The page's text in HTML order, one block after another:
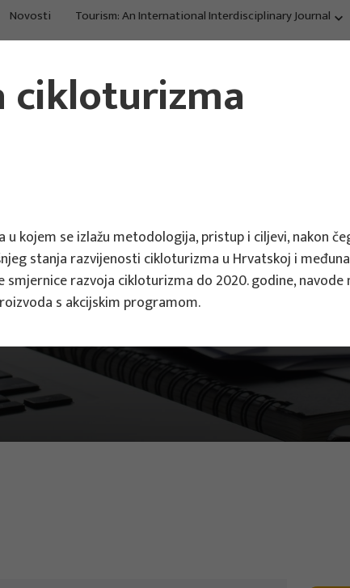
Novosti Tourism: An International Interdisciplinary Journal
turizmu
Procjene, strategije,
međuodnosi
cikloturizma
kojem se izlažu metodologija, pristup i ciljevi, nakon
stanja razvijenosti cikloturizma u Hrvatskoj i
smjernice razvoja cikloturizma do 2020. godine,
s akcijskim programom.